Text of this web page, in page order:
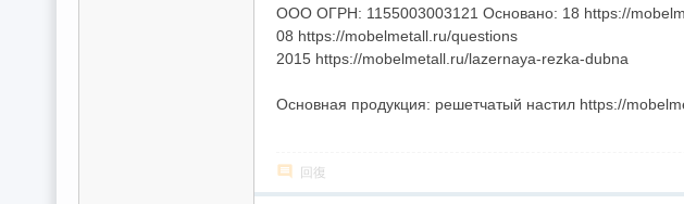
ООО ОГРН: 1155003003121 Основано: 18 https://
08 https://mobelmetall.ru/questions
2015 https://mobelmetall.ru/lazernaya-rezka-dubna
Основная продукция: решетчатый настил https://
回復